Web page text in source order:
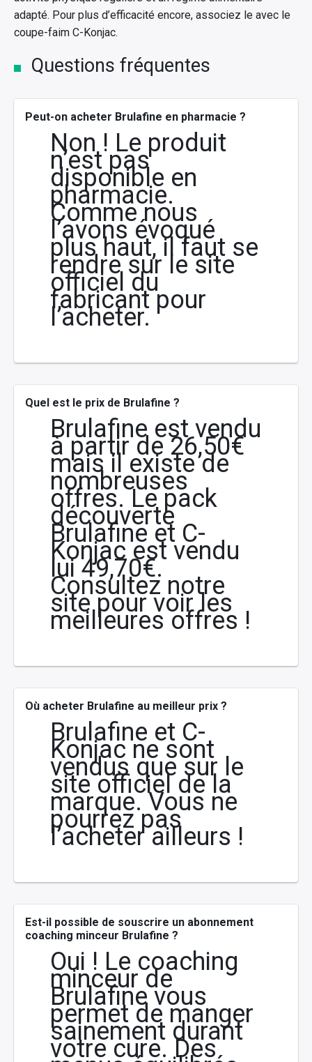
adapté. Pour plus d’efficacité encore, associez le avec le
coupe-faim C-Konjac.
Questions fréquentes
Peut-on acheter Brulafine en pharmacie ?
Non ! Le produit
n’est pas
disponible en
pharmacie.
Comme nous
l’avons évoqué
plus haut, il faut se
rendre sur le site
officiel du
fabricant pour
l’acheter.
Quel est le prix de Brulafine ?
Brulafine est vendu
à partir de 26,50€
mais il existe de
nombreuses
offres. Le pack
découverte
Brulafine et C-
Konjac est vendu
lui 49,70€.
Consultez notre
site pour voir les
meilleures offres !
Où acheter Brulafine au meilleur prix ?
Brulafine et C-
Konjac ne sont
vendus que sur le
site officiel de la
marque. Vous ne
pourrez pas
l’acheter ailleurs !
Est-il possible de souscrire un abonnement
coaching minceur Brulafine ?
Oui ! Le coaching
minceur de
Brulafine vous
permet de manger
sainement durant
votre cure. Des